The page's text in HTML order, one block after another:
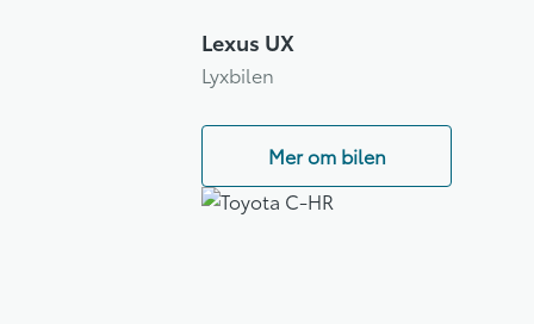
Lexus UX
Lyxbilen
Mer om bilen